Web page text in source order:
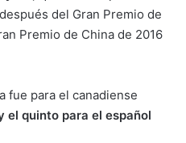
del Gran Premio de
Premio de China de 2016
fue para el canadiense
el quinto para el español